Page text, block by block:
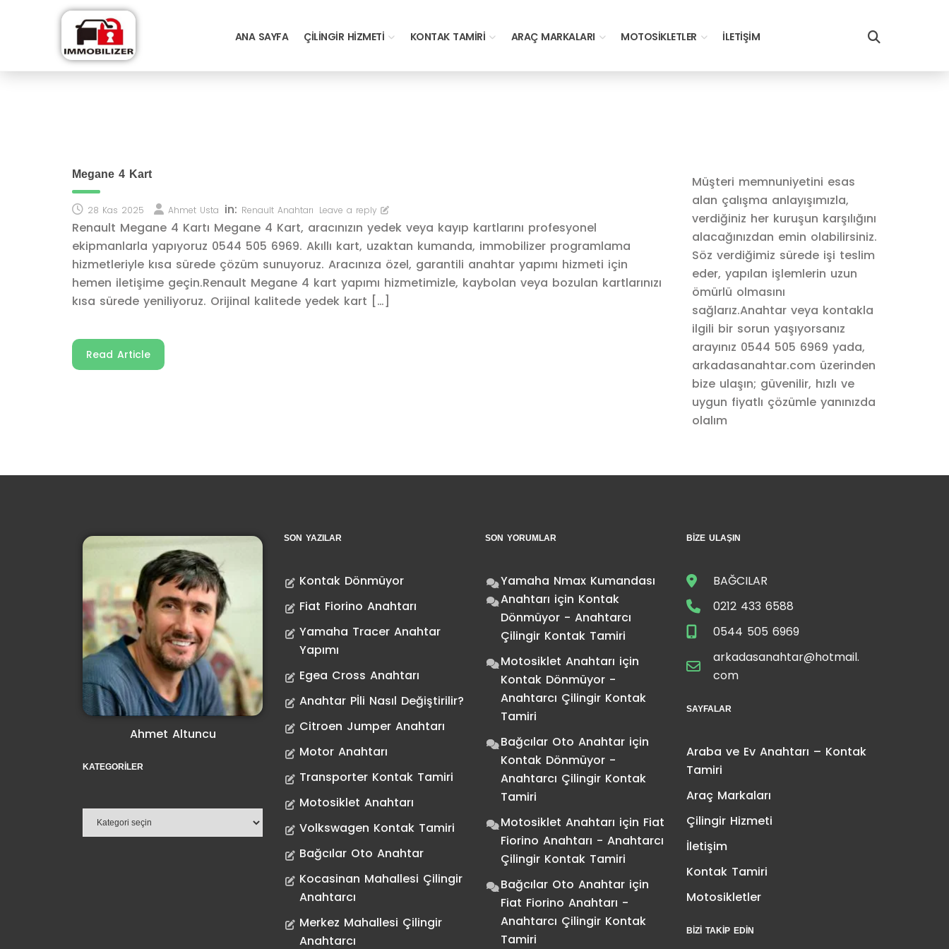
ANA SAYFA ÇILINGIR HIZMETI KONTAK TAMIRI ARAÇ MARKALARI MOTOSIKLETLER İLETIŞIM
Megane 4 Kart
28 Kas 2025 Ahmet Usta in: Renault Anahtarı Leave a reply
Renault Megane 4 Kartı Megane 4 Kart, aracınızın yedek veya kayıp kartlarını profesyonel
ekipmanlarla yapıyoruz 0544 505 6969. Akıllı kart, uzaktan kumanda, immobilizer programlama
hizmetleriyle kısa sürede çözüm sunuyoruz. Aracınıza özel, garantili anahtar yapımı hizmeti için
hemen iletişime geçin.Renault Megane 4 kart yapımı hizmetimizle, kaybolan veya bozulan kartlarınızı
kısa sürede yeniliyoruz. Orijinal kalitede yedek kart […]
Read Article
Müşteri memnuniyetini esas
alan çalışma anlayışımızla,
verdiğiniz her kuruşun karşılığını
alacağınızdan emin olabilirsiniz.
Söz verdiğimiz sürede işi teslim
eder, yapılan işlemlerin uzun
ömürlü olmasını
sağlarız.Anahtar veya kontakla
ilgili bir sorun yaşıyorsanız
arayınız 0544 505 6969 yada,
arkadasanahtar.com üzerinden
bize ulaşın; güvenilir, hızlı ve
uygun fiyatlı çözümle yanınızda
olalım
Ahmet Altuncu
KATEGORILER
SON YAZILAR
Kontak Dönmüyor
Fiat Fiorino Anahtarı
Yamaha Tracer Anahtar
Yapımı
Egea Cross Anahtarı
Anahtar Pİli Nasıl Değiştirilir?
Citroen Jumper Anahtarı
Motor Anahtarı
Transporter Kontak Tamiri
Motosiklet Anahtarı
Volkswagen Kontak Tamiri
Bağcılar Oto Anahtar
Kocasinan Mahallesi Çilingir
Anahtarcı
Merkez Mahallesi Çilingir
Anahtarcı
SON YORUMLAR
Yamaha Nmax Kumandası
Anahtarı için Kontak
Dönmüyor - Anahtarcı
Çilingir Kontak Tamiri
Motosiklet Anahtarı için
Kontak Dönmüyor -
Anahtarcı Çilingir Kontak
Tamiri
Bağcılar Oto Anahtar için
Kontak Dönmüyor -
Anahtarcı Çilingir Kontak
Tamiri
Motosiklet Anahtarı için Fiat
Fiorino Anahtarı - Anahtarcı
Çilingir Kontak Tamiri
Bağcılar Oto Anahtar için
Fiat Fiorino Anahtarı -
Anahtarcı Çilingir Kontak
Tamiri
BIZE ULAŞIN
BAĞCILAR
0212 433 6588
0544 505 6969
arkadasanahtar@hotmail.
com
SAYFALAR
Araba ve Ev Anahtarı – Kontak
Tamiri
Araç Markaları
Çilingir Hizmeti
İletişim
Kontak Tamiri
Motosikletler
BIZI TAKIP EDIN